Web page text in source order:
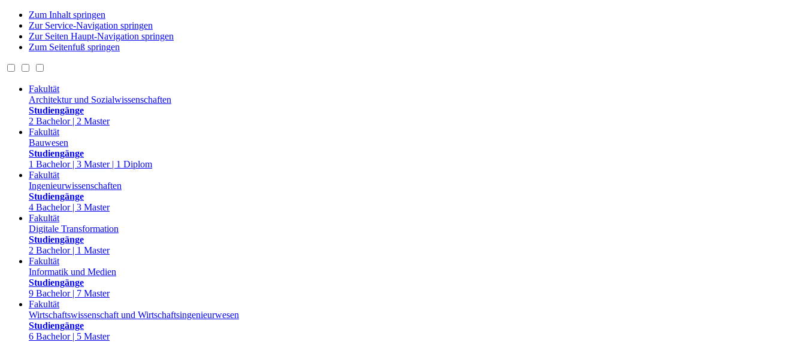
Zum Inhalt springen
Zur Service-Navigation springen
Zur Seiten Haupt-Navigation springen
Zum Seitenfuß springen
Fakultät
Architektur und Sozialwissenschaften
Studiengänge
2 Bachelor | 2 Master
Fakultät
Bauwesen
Studiengänge
1 Bachelor | 3 Master | 1 Diplom
Fakultät
Ingenieurwissenschaften
Studiengänge
4 Bachelor | 3 Master
Fakultät
Digitale Transformation
Studiengänge
2 Bachelor | 1 Master
Fakultät
Informatik und Medien
Studiengänge
9 Bachelor | 7 Master
Fakultät
Wirtschaftswissenschaft und Wirtschaftsingenieurwesen
Studiengänge
6 Bachelor | 5 Master